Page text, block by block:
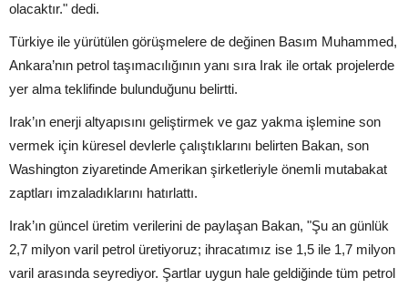
olacaktır." dedi.
Türkiye ile yürütülen görüşmelere de değinen Basım Muhammed,
Ankara’nın petrol taşımacılığının yanı sıra Irak ile ortak projelerde
yer alma teklifinde bulunduğunu belirtti.
Irak’ın enerji altyapısını geliştirmek ve gaz yakma işlemine son
vermek için küresel devlerle çalıştıklarını belirten Bakan, son
Washington ziyaretinde Amerikan şirketleriyle önemli mutabakat
zaptları imzaladıklarını hatırlattı.
Irak’ın güncel üretim verilerini de paylaşan Bakan, "Şu an günlük
2,7 milyon varil petrol üretiyoruz; ihracatımız ise 1,5 ile 1,7 milyon
varil arasında seyrediyor. Şartlar uygun hale geldiğinde tüm petrol